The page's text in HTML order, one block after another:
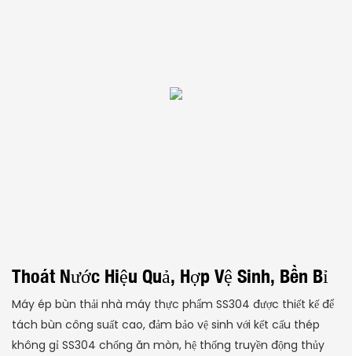
Thoát Nước Hiệu Quả, Hợp Vệ Sinh, Bền Bỉ
Máy ép bùn thải nhà máy thực phẩm SS304 được thiết kế để
tách bùn công suất cao, đảm bảo vệ sinh với kết cấu thép
không gỉ SS304 chống ăn mòn, hệ thống truyền động thủy